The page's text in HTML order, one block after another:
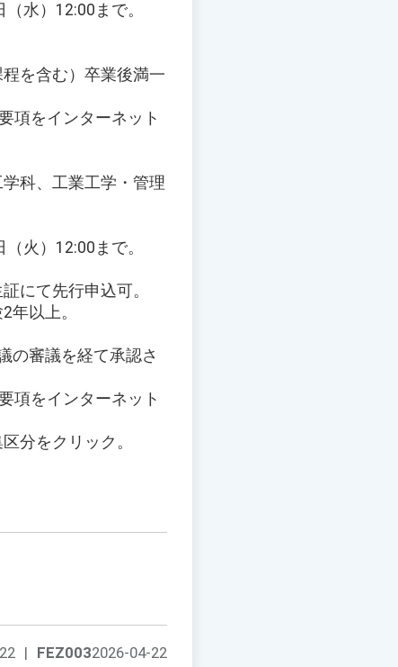
水）12:00まで。
を含む）卒業後満一
項をインターネット
科、工業工学・管理
火）12:00まで。
にて先行申込可。
年以上。
の審議を経て承認さ
項をインターネット
分をクリック。
FEZ0032026-04-22
|